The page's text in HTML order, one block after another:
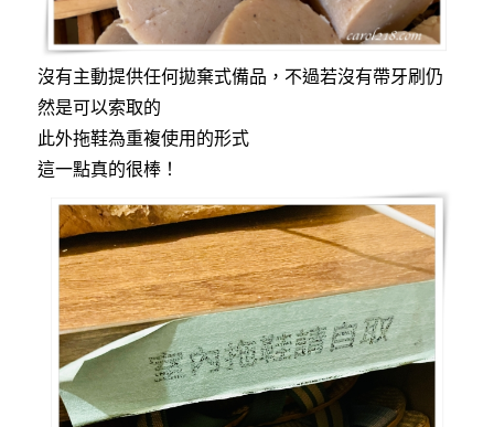
沒有主動提供任何拋棄式備品，不過若沒有帶牙刷仍
然是可以索取的
此外拖鞋為重複使用的形式
這一點真的很棒！